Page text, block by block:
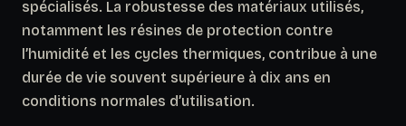
spécialisés. La robustesse des matériaux utilisés,
notamment les résines de protection contre
l’humidité et les cycles thermiques, contribue à une
durée de vie souvent supérieure à dix ans en
conditions normales d’utilisation.